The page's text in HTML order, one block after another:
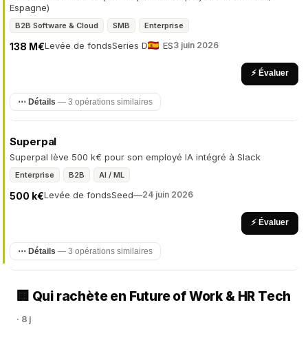
Espagne)
B2B Software & Cloud SMB Enterprise
Levée de fonds
138 M€ Series D ES3 juin 2026
⚡ Évaluer
⋯ Détails — 3 opérations similaires
Superpal
Superpal lève 500 k€ pour son employé IA intégré à Slack
Enterprise B2B AI / ML
Levée de fonds
500 k€ Seed—24 juin 2026
⚡ Évaluer
⋯ Détails — 3 opérations similaires
🏢 Qui rachète en Future of Work & HR Tech
· 8 j